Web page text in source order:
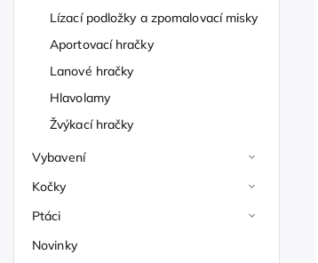
Lízací podložky a zpomalovací misky
Aportovací hračky
Lanové hračky
Hlavolamy
Žvýkací hračky
Vybavení
Kočky
Ptáci
Novinky